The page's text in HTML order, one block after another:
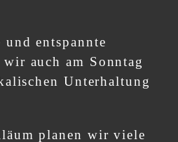
und entspannte
auch am Sonntag
Unterhaltung
planen wir viele